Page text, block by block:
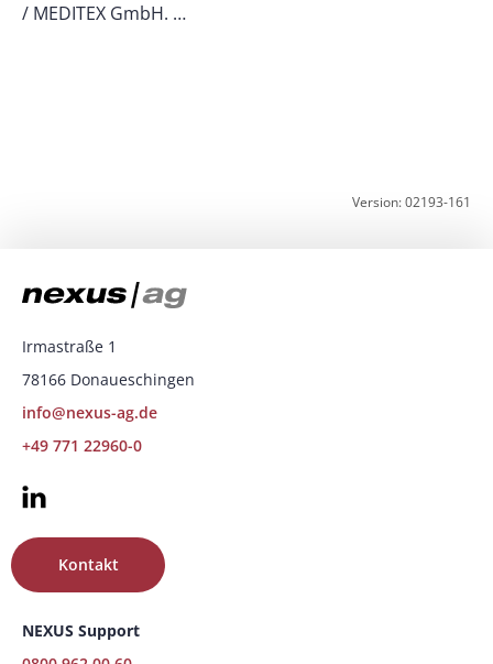
/ MEDITEX GmbH. …
Version: 02193-161
Irmastraße 1
78166 Donaueschingen
info@nexus-ag.de
+49 771 22960-0
NEXUS Support
Kontakt